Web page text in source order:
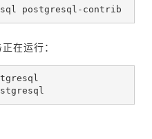
postgresql-contrib
在运行：